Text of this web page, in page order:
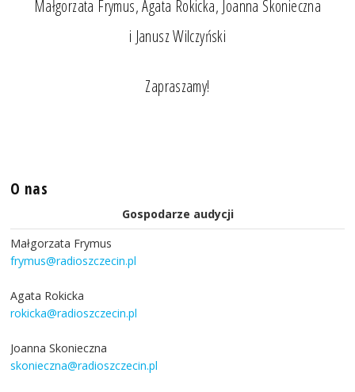
Małgorzata Frymus, Agata Rokicka, Joanna Skonieczna
i Janusz Wilczyński
Zapraszamy!
O nas
Gospodarze audycji
Małgorzata Frymus
frymus@radioszczecin.pl
Agata Rokicka
rokicka@radioszczecin.pl
Joanna Skonieczna
skonieczna@radioszczecin.pl